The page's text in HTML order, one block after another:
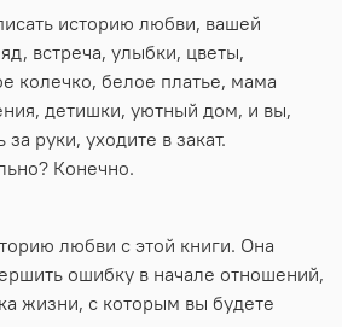
историю любви, вашей
встреча, улыбки, цветы,
колечко, белое платье, мама
детишки, уютный дом, и вы,
руки, уходите в закат.
Конечно.
любви с этой книги. Она
ошибку в начале отношений,
жизни, с которым вы будете